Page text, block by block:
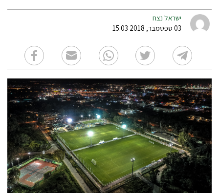
ישראל נצח
03 ספטמבר, 2018 15:03